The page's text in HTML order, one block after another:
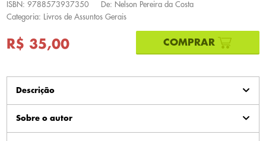
ISBN: 9788573937350
De: Nelson Pereira da Costa
Categoria: Livros de Assuntos Gerais
R$ 35,00
Descrição
Sobre o autor